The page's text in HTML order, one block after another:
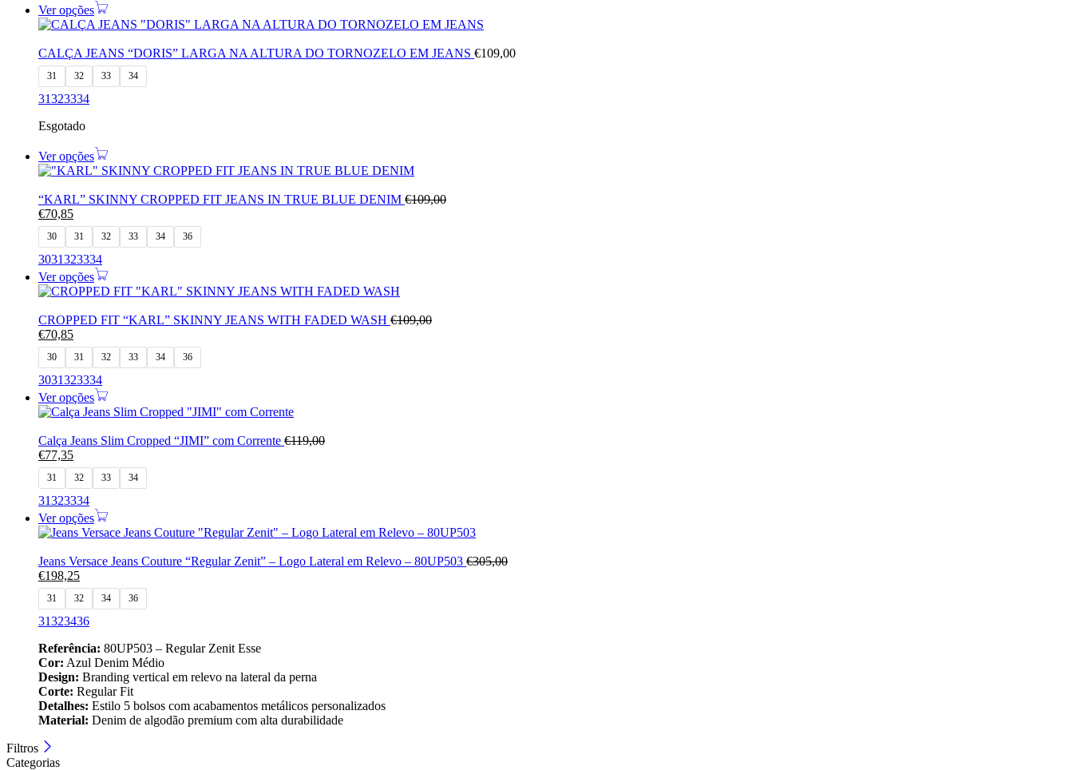
Ver opções
CALÇA JEANS “DORIS” LARGA NA ALTURA DO TORNOZELO EM JEANS €109,00
31 32 33 34
31323334
Esgotado
Ver opções
“KARL” SKINNY CROPPED FIT JEANS IN TRUE BLUE DENIM €109,00
€70,85
30 31 32 33 34 36
3031323334
Ver opções
CROPPED FIT “KARL” SKINNY JEANS WITH FADED WASH €109,00
€70,85
30 31 32 33 34 36
3031323334
Ver opções
Calça Jeans Slim Cropped “JIMI” com Corrente €119,00
€77,35
31 32 33 34
31323334
Ver opções
Jeans Versace Jeans Couture “Regular Zenit” – Logo Lateral em Relevo – 80UP503 €305,00
€198,25
31 32 34 36
31323436
Referência: 80UP503 – Regular Zenit Esse
Cor: Azul Denim Médio
Design: Branding vertical em relevo na lateral da perna
Corte: Regular Fit
Detalhes: Estilo 5 bolsos com acabamentos metálicos personalizados
Material: Denim de algodão premium com alta durabilidade
Filtros
Categorias